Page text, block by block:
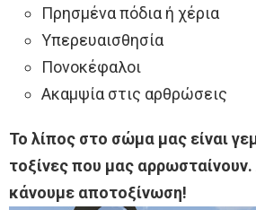
Πρησμένα πόδια ή χέρια
Υπερευαισθησία
Πονοκέφαλοι
Ακαμψία στις αρθρώσεις
Το λίπος στο σώμα μας είναι
τοξίνες που μας
κάνουμε αποτοξίνωση!